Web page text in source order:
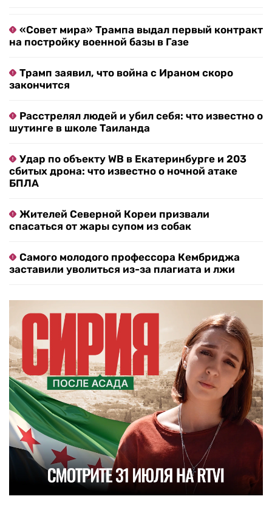
«Совет мира» Трампа выдал первый контракт
на постройку военной базы в Газе
Трамп заявил, что война с Ираном скоро
закончится
Расстрелял людей и убил себя: что известно о
шутинге в школе Таиланда
Удар по объекту WB в Екатеринбурге и 203
сбитых дрона: что известно о ночной атаке
БПЛА
Жителей Северной Кореи призвали
спасаться от жары супом из собак
Самого молодого профессора Кембриджа
заставили уволиться из-за плагиата и лжи